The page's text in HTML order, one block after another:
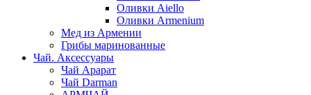
Оливки Aiello
Оливки Armenium
Мед из Армении
Грибы маринованные
Чай. Аксессуары
Чай Арарат
Чай Darman